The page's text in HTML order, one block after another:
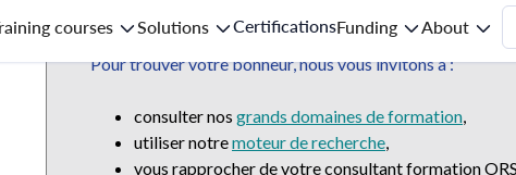
courses Solutions CertificationsFunding About
Ce domaine ou sous-domaine n'est plus disponible mais
peuvent répondre à vos attentes.
Pour trouver votre bonheur, nous vous invitons à :
consulter nos grands domaines de formation,
utiliser notremoteur de recherche,
vous rapprocher de votre consultant formation